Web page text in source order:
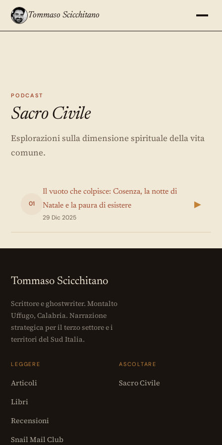
Tommaso Scicchitano
PODCAST
Sacro Civile
Esplorazioni sulla dimensione spirituale della vita
comune.
01
Il vuoto che colpisce: Cosenza, la notte di
Natale e la paura di esistere
29 Dic 2025
▶
Tommaso Scicchitano
Scrittore e ghostwriter. Montalto
Uffugo, Calabria. Narrazione
strategica per il terzo settore e i
territori del Sud Italia.
LEGGERE
Articoli
Libri
Recensioni
Snail Mail Club
ASCOLTARE
Sacro Civile